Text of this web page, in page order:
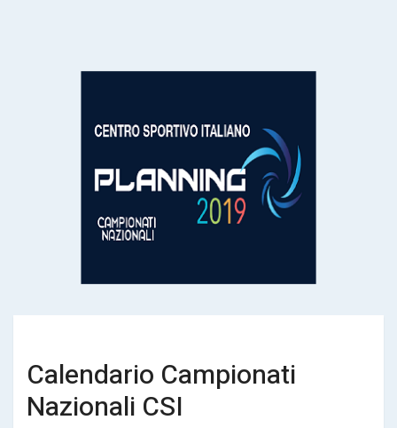
Calendario Campionati
Nazionali CSI